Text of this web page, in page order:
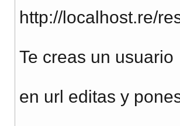
http://localhost.re/
Te creas un usuario
en url editas y